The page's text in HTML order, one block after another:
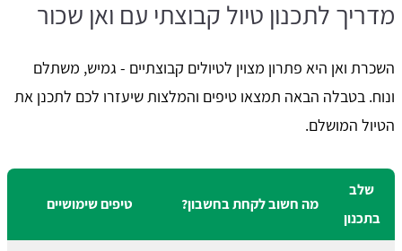
מדריך לתכנון טיול קבוצתי עם ואן שכור
השכרת ואן היא פתרון מצוין לטיולים קבוצתיים - גמיש, משתלם
ונוח. בטבלה הבאה תמצאו טיפים והמלצות שיעזרו לכם לתכנן את
הטיול המושלם.
שלב
בתכנון
מה חשוב לקחת בחשבון? טיפים שימושיים